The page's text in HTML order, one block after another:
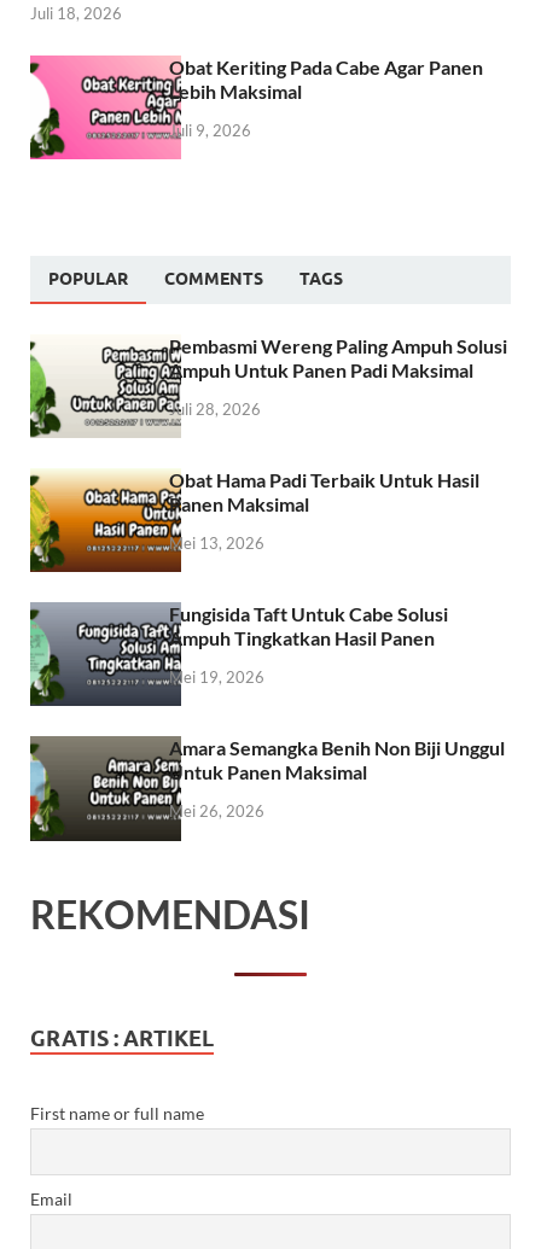
Juli 18, 2026
Obat Keriting Pada Cabe Agar Panen
Lebih Maksimal
Juli 9, 2026
POPULAR COMMENTS TAGS
Pembasmi Wereng Paling Ampuh Solusi
Ampuh Untuk Panen Padi Maksimal
Juli 28, 2026
Obat Hama Padi Terbaik Untuk Hasil
Panen Maksimal
Mei 13, 2026
Fungisida Taft Untuk Cabe Solusi
Ampuh Tingkatkan Hasil Panen
Mei 19, 2026
Amara Semangka Benih Non Biji Unggul
Untuk Panen Maksimal
Mei 26, 2026
REKOMENDASI
GRATIS : ARTIKEL
First name or full name
Email